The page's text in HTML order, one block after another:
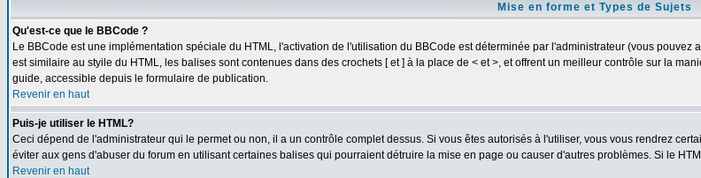
Mise en forme et Types de Sujets
Qu'est-ce que le BBCode ?
Le BBCode est une implémentation spéciale du HTML, l'activation de l'utilisation du BBCode est déterminée par l'administrateur (vous
est similaire au styile du HTML, les balises sont contenues dans des crochets [ et ] à la place de < et >, et offrent un meilleur contrôle sur la
guide, accessible depuis le formulaire de publication.
Revenir en haut
Puis-je utiliser le HTML?
Ceci dépend de l'administrateur qui le permet ou non, il a un contrôle complet dessus. Si vous êtes autorisés à l'utiliser, vous vous rendrez
éviter aux gens d'abuser du forum en utilisant certaines balises qui pourraient détruire la mise en page ou causer d'autres problèmes. Si le
Revenir en haut